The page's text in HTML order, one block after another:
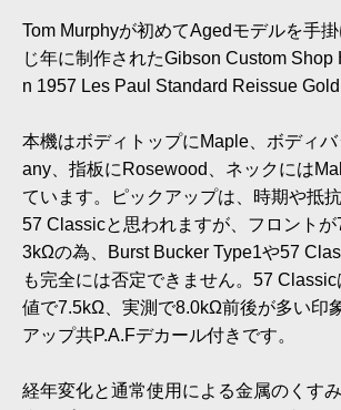
Tom Murphyが初めてAgedモデルを手
じ年に制作されたGibson Custom
n 1957 Les Paul Standard Reissue Gold
本機はボディトップにMaple、ボディ
any、指板にRosewood、ネックには
ています。ピックアップは、時期や抵
57 Classicと思われますが、フロント
3kΩの為、Burst Bucker Type1や57
も完全には否定できません。57
値で7.5kΩ、実測で8.0kΩ前後が多い印
アップ共P.A.Fデカール付きです。
経年変化と通常使用による金属のくす